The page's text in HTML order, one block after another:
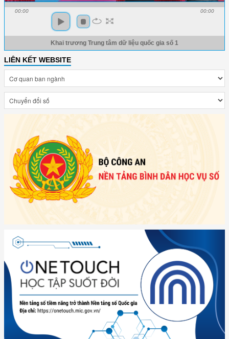
00:00 00:00
Khai trương Trung tâm dữ liệu quốc gia số 1
LIÊN KẾT WEBSITE